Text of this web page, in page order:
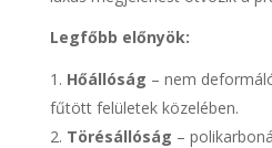
Legfőbb előnyök:
Hőállóság – nem
fűtött felületek közelében.
Törésállóság –